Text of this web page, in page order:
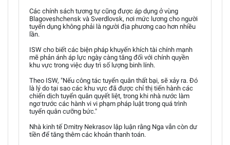
Các chính sách tương tự cũng được áp dụng ở vùng
Blagoveshchensk và Sverdlovsk, nơi mức lương cho người
tuyển dụng không phải là người địa phương cao hơn nhiều
lần.
ISW cho biết các biện pháp khuyến khích tài chính mạnh
mẽ phản ánh áp lực ngày càng tăng đối với chính quyền
khu vực trong việc duy trì số lượng binh lính.
Theo ISW, "Nếu công tác tuyển quân thất bại, sẽ xảy ra. Đó
là lý do tại sao các khu vực đã được chỉ thị tiến hành các
chiến dịch tuyển quân quyết liệt, trong khi nhà nước làm
ngơ trước các hành vi vi phạm pháp luật trong quá trình
tuyển quân cưỡng bức."
Nhà kinh tế Dmitry Nekrasov lập luận rằng Nga vẫn còn dư
tiền để tăng thêm các khoản thanh toán.